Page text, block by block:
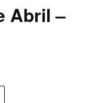
Abril –